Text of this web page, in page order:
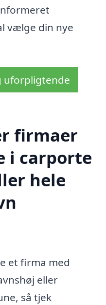
vælge din nye
uforpligtende
firmaer
i carporte
hele
et firma med
eller
så tjek